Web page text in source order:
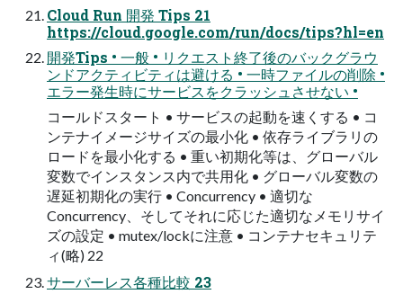
Cloud Run 開発 Tips 21
https://cloud.google.com/run/docs/tips?hl=en
開発Tips • 一般 • リクエスト終了後のバックグラウ
ンドアクティビティは避ける • 一時ファイルの削除 •
エラー発生時にサービスをクラッシュさせない •
コールドスタート • サービスの起動を速くする • コ
ンテナイメージサイズの最小化 • 依存ライブラリの
ロードを最小化する • 重い初期化等は、グローバル
変数でインスタンス内で共用化 • グローバル変数の
遅延初期化の実行 • Concurrency • 適切な
Concurrency、そしてそれに応じた適切なメモリサイ
ズの設定 • mutex/lockに注意 • コンテナセキュリテ
ィ(略) 22
サーバーレス各種比較 23